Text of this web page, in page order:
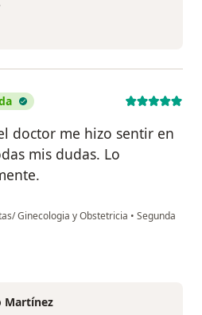
doctor me hizo sentir en
mis dudas. Lo
Ginecologia y Obstetricia • Segunda
Martínez